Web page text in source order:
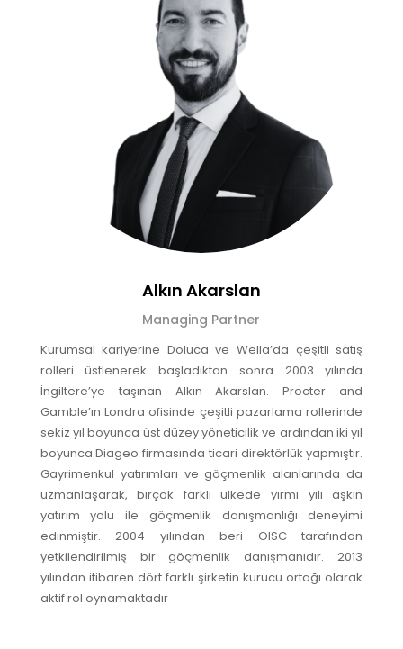
Alkın Akarslan
Managing Partner
Kurumsal kariyerine Doluca ve Wella’da çeşitli satış
rolleri üstlenerek başladıktan sonra 2003 yılında
İngiltere’ye taşınan Alkın Akarslan. Procter and
Gamble’ın Londra ofisinde çeşitli pazarlama rollerinde
sekiz yıl boyunca üst düzey yöneticilik ve ardından iki yıl
boyunca Diageo firmasında ticari direktörlük yapmıştır.
Gayrimenkul yatırımları ve göçmenlik alanlarında da
uzmanlaşarak, birçok farklı ülkede yirmi yılı aşkın
yatırım yolu ile göçmenlik danışmanlığı deneyimi
edinmiştir. 2004 yılından beri OISC tarafından
yetkilendirilmiş bir göçmenlik danışmanıdır. 2013
yılından itibaren dört farklı şirketin kurucu ortağı olarak
aktif rol oynamaktadır